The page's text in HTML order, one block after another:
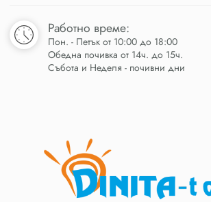
Работно време:
Пон. - Петък от 10:00 до 18:00
Обедна почивка от 14ч. до 15ч.
Събота и Неделя - почивни дни